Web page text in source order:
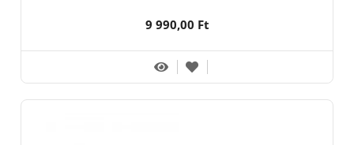
9 990,00 Ft